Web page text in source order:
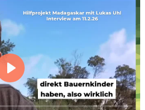
Madagaskar mit Lukas
dem Projekt unterstützen.
erfahren?